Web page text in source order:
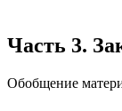
Часть 3.
Обобщение